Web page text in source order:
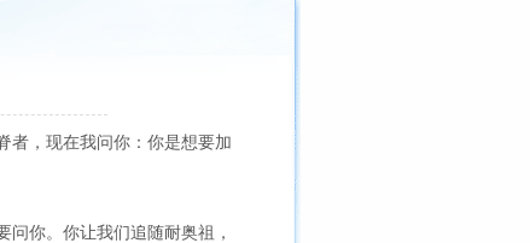
者，现在我问你：你是想要加
问你。你让我们追随耐奥祖，